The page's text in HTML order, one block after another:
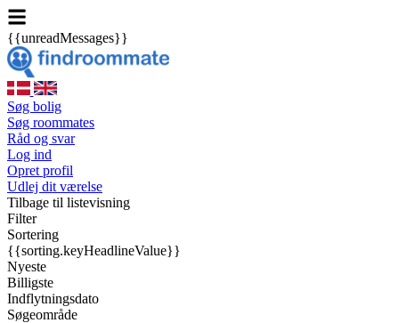
{{unreadMessages}}
Søg bolig
Søg roommates
Råd og svar
Log ind
Opret profil
Udlej dit værelse
Tilbage til listevisning
Filter
Sortering
{{sorting.keyHeadlineValue}}
Nyeste
Billigste
Indflytningsdato
Søgeområde